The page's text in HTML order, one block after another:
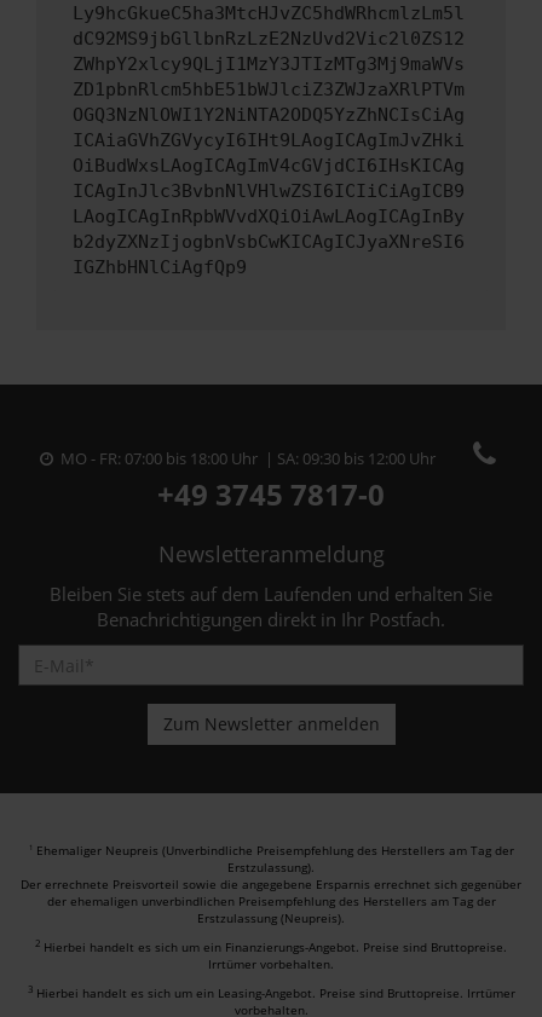
Ly9hcGkueC5ha3MtcHJvZC5hdWRhcmlzLm5l
dC92MS9jbGllbnRzLzE2NzUvd2Vic2l0ZS12
ZWhpY2xlcy9QLjI1MzY3JTIzMTg3Mj9maWVs
ZD1pbnRlcm5hbE51bWJlciZ3ZWJzaXRlPTVm
OGQ3NzNlOWI1Y2NiNTA2ODQ5YzZhNCIsCiAg
ICAiaGVhZGVycyI6IHt9LAogICAgImJvZHki
OiBudWxsLAogICAgImV4cGVjdCI6IHsKICAg
ICAgInJlc3BvbnNlVHlwZSI6ICIiCiAgICB9
LAogICAgInRpbWVvdXQiOiAwLAogICAgInBy
b2dyZXNzIjogbnVsbCwKICAgICJyaXNreSI6
IGZhbHNlCiAgfQp9
MO - FR: 07:00 bis 18:00 Uhr | SA: 09:30 bis 12:00 Uhr
+49 3745 7817-0
Newsletteranmeldung
Bleiben Sie stets auf dem Laufenden und erhalten Sie
Benachrichtigungen direkt in Ihr Postfach.
1 Ehemaliger Neupreis (Unverbindliche Preisempfehlung des Herstellers am Tag der
Erstzulassung).
Der errechnete Preisvorteil sowie die angegebene Ersparnis errechnet sich gegenüber
der ehemaligen unverbindlichen Preisempfehlung des Herstellers am Tag der
Erstzulassung (Neupreis).
2 Hierbei handelt es sich um ein Finanzierungs-Angebot. Preise sind Bruttopreise.
Irrtümer vorbehalten.
3 Hierbei handelt es sich um ein Leasing-Angebot. Preise sind Bruttopreise. Irrtümer
vorbehalten.